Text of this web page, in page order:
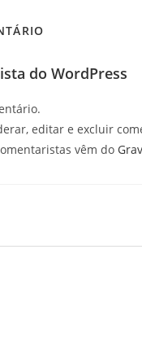
do WordPress
editar e excluir
vêm do